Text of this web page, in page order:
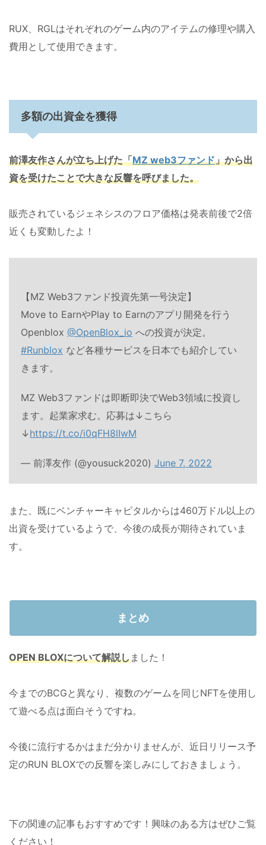
RUX、RGLはそれぞれのゲーム内のアイテムの修理や購入
費用として使用できます。
多額の出資金を獲得
前澤友作さんが立ち上げた「MZ web3ファンド」から出
資を受けたことで大きな反響を呼びました。
販売されているジェネシスのフロア価格は発表前後で2倍
近くも変動したよ！
【MZ Web3ファンド投資先第一号決定】
Move to EarnやPlay to Earnのアプリ開発を行う
Openblox @OpenBlox_io への投資が決定。
#Runblox など各種サービスを日本でも紹介してい
きます。
MZ Web3ファンドは即断即決でWeb3領域に投資し
ます。起業家求む。応募は↓こちら
↓https://t.co/i0qFH8lIwM
— 前澤友作 (@yousuck2020) June 7, 2022
また、既にベンチャーキャピタルからは460万ドル以上の
出資を受けているようで、今後の成長が期待されていま
す。
まとめ
OPEN BLOXについて解説しました！
今までのBCGと異なり、複数のゲームを同じNFTを使用し
て遊べる点は面白そうですね。
今後に流行するかはまだ分かりませんが、近日リリース予
定のRUN BLOXでの反響を楽しみにしておきましょう。
下の関連の記事もおすすめです！興味のある方はぜひご覧
ください！